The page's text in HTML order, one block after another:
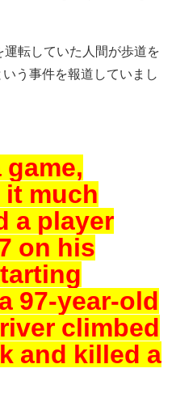
転していた人間が歩道を
う事件を報道していまし
game,
much
a player
on his
97-year-old
climbed
and killed a